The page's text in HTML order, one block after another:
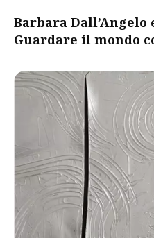
Barbara
Guardare il mondo